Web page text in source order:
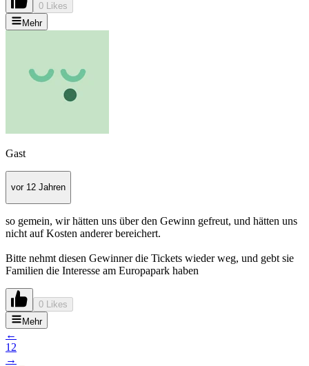
0 Likes
Mehr
Gast
vor 12 Jahren
so gemein, wir hätten uns über den Gewinn gefreut, und hätten uns
nicht auf Kosten anderer bereichert.
Bitte nehmt diesen Gewinner die Tickets wieder weg, und gebt sie
Familien die Interesse am Europapark haben
0 Likes
Mehr
←
1 2
→